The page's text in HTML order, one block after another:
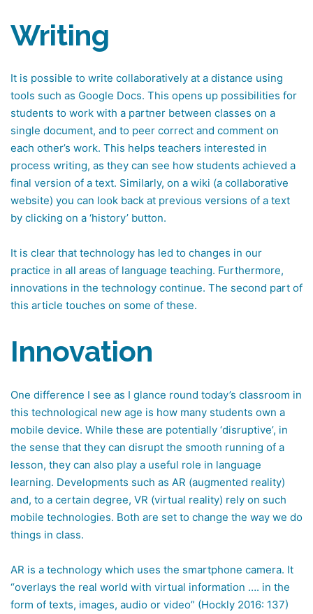
Writing
It is possible to write collaboratively at a distance using
tools such as Google Docs. This opens up possibilities for
students to work with a partner between classes on a
single document, and to peer correct and comment on
each other’s work. This helps teachers interested in
process writing, as they can see how students achieved a
final version of a text. Similarly, on a wiki (a collaborative
website) you can look back at previous versions of a text
by clicking on a ‘history’ button.
It is clear that technology has led to changes in our
practice in all areas of language teaching. Furthermore,
innovations in the technology continue. The second part of
this article touches on some of these.
Innovation
One difference I see as I glance round today’s classroom in
this technological new age is how many students own a
mobile device. While these are potentially ‘disruptive’, in
the sense that they can disrupt the smooth running of a
lesson, they can also play a useful role in language
learning. Developments such as AR (augmented reality)
and, to a certain degree, VR (virtual reality) rely on such
mobile technologies. Both are set to change the way we do
things in class.
AR is a technology which uses the smartphone camera. It
“overlays the real world with virtual information …. in the
form of texts, images, audio or video” (Hockly 2016: 137)